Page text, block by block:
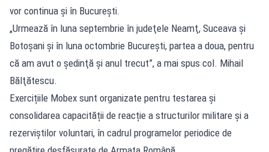
vor continua și în București.
„Urmează în luna septembrie în judeţele Neamţ, Suceava şi
Botoşani şi în luna octombrie Bucureşti, partea a doua, pentru
că am avut o şedinţă şi anul trecut”, a mai spus col. Mihail
Bălţătescu.
Exercițiile Mobex sunt organizate pentru testarea și
consolidarea capacității de reacție a structurilor militare și a
rezerviștilor voluntari, în cadrul programelor periodice de